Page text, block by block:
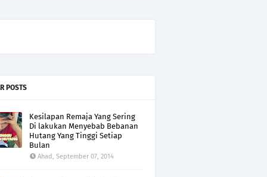
POSTS
Kesilapan Remaja Yang Sering
Di lakukan Menyebab Bebanan
Hutang Yang Tinggi Setiap
Bulan
Ahad, September 07, 2014